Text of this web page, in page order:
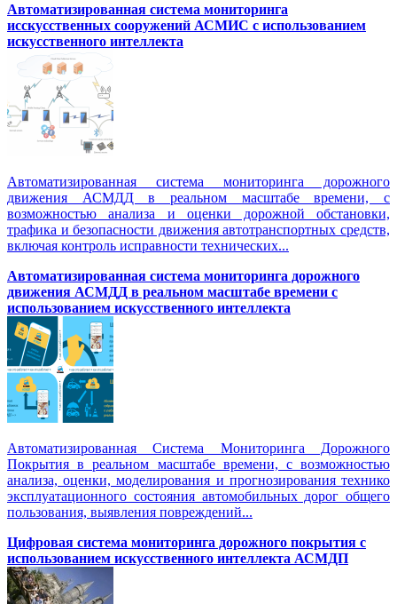
Автоматизированная система мониторинга
исскусственных сооружений АСМИС с использованием
искусственного интеллекта
Автоматизированная система мониторинга дорожного
движения АСМДД в реальном масштабе времени, с
возможностью анализа и оценки дорожной обстановки,
трафика и безопасности движения автотранспортных средств,
включая контроль исправности технических...
Автоматизированная cистема мониторинга дорожного
движения АСМДД в реальном масштабе времени с
использованием искусственного интеллекта
Автоматизированная Система Мониторинга Дорожного
Покрытия в реальном масштабе времени, с возможностью
анализа, оценки, моделирования и прогнозирования технико
эксплуатационного состояния автомобильных дорог общего
пользования, выявления повреждений...
Цифровая система мониторинга дорожного покрытия с
использованием искусственного интеллекта АСМДП